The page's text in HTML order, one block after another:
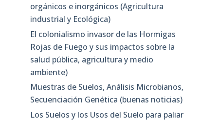
orgánicos e inorgánicos (Agricultura
industrial y Ecológica)
El colonialismo invasor de las Hormigas
Rojas de Fuego y sus impactos sobre la
salud pública, agricultura y medio
ambiente)
Muestras de Suelos, Análisis Microbianos,
Secuenciación Genética (buenas noticias)
Los Suelos y los Usos del Suelo para paliar